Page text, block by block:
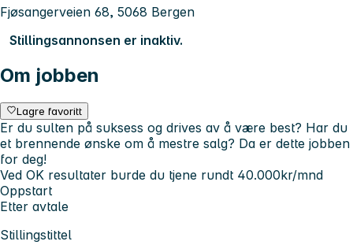
Fjøsangerveien 68, 5068 Bergen
Stillingsannonsen er inaktiv.
Om jobben
Lagre favoritt
Er du sulten på suksess og drives av å være best? Har du
et brennende ønske om å mestre salg? Da er dette jobben
for deg!
Ved OK resultater burde du tjene rundt 40.000kr/mnd
Oppstart
Etter avtale
Stillingstittel